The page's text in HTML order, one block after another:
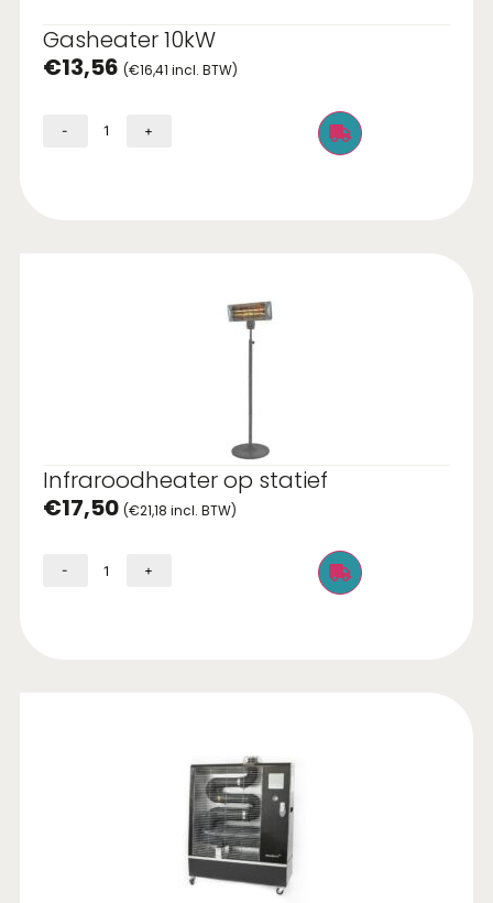
Gasheater 10kW
€13,56 (€16,41 incl. BTW)
- +
Infraroodheater op statief
€17,50 (€21,18 incl. BTW)
- +